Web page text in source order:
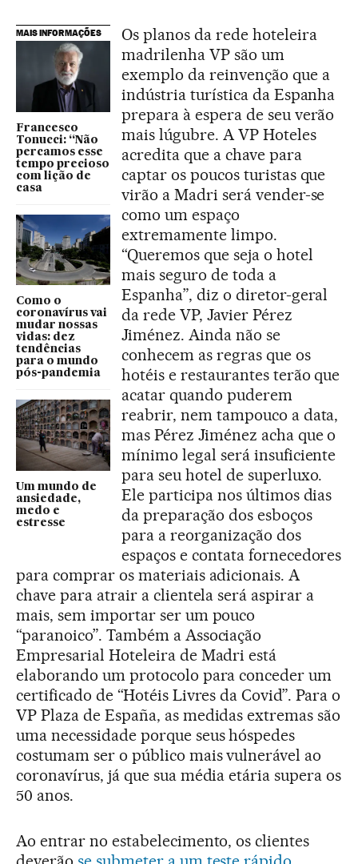
MAIS INFORMAÇÕES
Francesco
Tonucci: “Não
percamos esse
tempo precioso
com lição de
casa
Como o
coronavírus vai
mudar nossas
vidas: dez
tendências
para o mundo
pós-pandemia
Um mundo de
ansiedade,
medo e
estresse
Os planos da rede hoteleira
madrilenha VP são um
exemplo da reinvenção que a
indústria turística da Espanha
prepara à espera de seu verão
mais lúgubre. A VP Hoteles
acredita que a chave para
captar os poucos turistas que
virão a Madri será vender-se
como um espaço
extremamente limpo.
“Queremos que seja o hotel
mais seguro de toda a
Espanha”, diz o diretor-geral
da rede VP, Javier Pérez
Jiménez. Ainda não se
conhecem as regras que os
hotéis e restaurantes terão que
acatar quando puderem
reabrir, nem tampouco a data,
mas Pérez Jiménez acha que o
mínimo legal será insuficiente
para seu hotel de superluxo.
Ele participa nos últimos dias
da preparação dos esboços
para a reorganização dos
espaços e contata fornecedores
para comprar os materiais adicionais. A
chave para atrair a clientela será aspirar a
mais, sem importar ser um pouco
“paranoico”. Também a Associação
Empresarial Hoteleira de Madri está
elaborando um protocolo para conceder um
certificado de “Hotéis Livres da Covid”. Para o
VP Plaza de España, as medidas extremas são
uma necessidade porque seus hóspedes
costumam ser o público mais vulnerável ao
coronavírus, já que sua média etária supera os
50 anos.
Ao entrar no estabelecimento, os clientes